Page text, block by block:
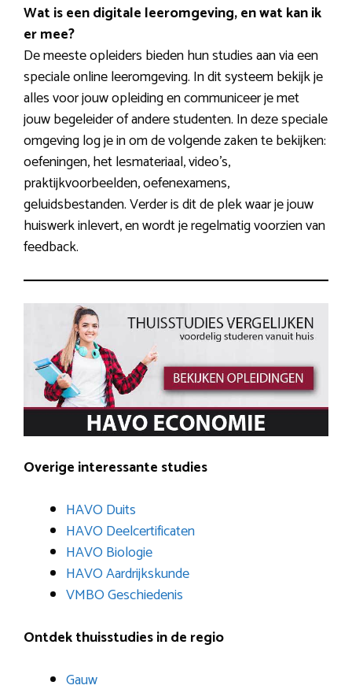
Wat is een digitale leeromgeving, en wat kan ik
er mee?
De meeste opleiders bieden hun studies aan via een
speciale online leeromgeving. In dit systeem bekijk je
alles voor jouw opleiding en communiceer je met
jouw begeleider of andere studenten. In deze speciale
omgeving log je in om de volgende zaken te bekijken:
oefeningen, het lesmateriaal, video’s,
praktijkvoorbeelden, oefenexamens,
geluidsbestanden. Verder is dit de plek waar je jouw
huiswerk inlevert, en wordt je regelmatig voorzien van
feedback.
Overige interessante studies
HAVO Duits
HAVO Deelcertificaten
HAVO Biologie
HAVO Aardrijkskunde
VMBO Geschiedenis
Ontdek thuisstudies in de regio
Gauw